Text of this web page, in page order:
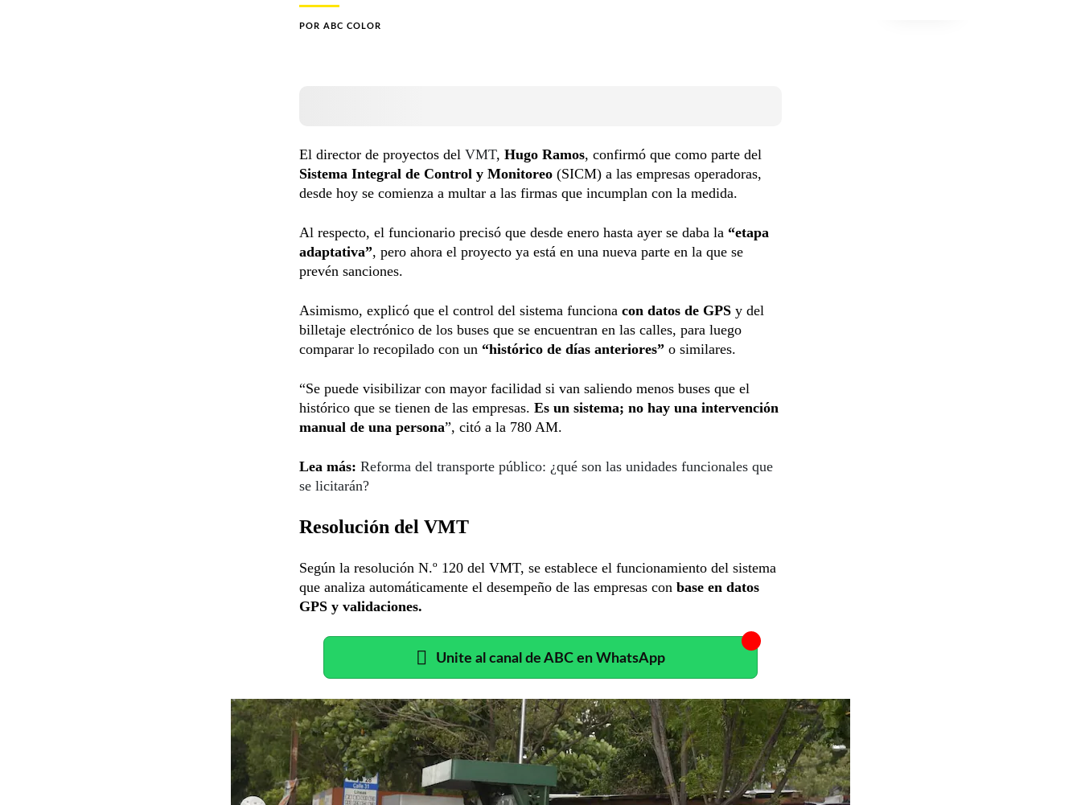
POR ABC COLOR
El director de proyectos del VMT, Hugo Ramos, confirmó que como parte del
Sistema Integral de Control y Monitoreo (SICM) a las empresas operadoras,
desde hoy se comienza a multar a las firmas que incumplan con la medida.
Al respecto, el funcionario precisó que desde enero hasta ayer se daba la “etapa
adaptativa”, pero ahora el proyecto ya está en una nueva parte en la que se
prevén sanciones.
Asimismo, explicó que el control del sistema funciona con datos de GPS y del
billetaje electrónico de los buses que se encuentran en las calles, para luego
comparar lo recopilado con un “histórico de días anteriores” o similares.
“Se puede visibilizar con mayor facilidad si van saliendo menos buses que el
histórico que se tienen de las empresas. Es un sistema; no hay una intervención
manual de una persona”, citó a la 780 AM.
Lea más: Reforma del transporte público: ¿qué son las unidades funcionales que
se licitarán?
Resolución del VMT
Según la resolución N.º 120 del VMT, se establece el funcionamiento del sistema
que analiza automáticamente el desempeño de las empresas con base en datos
GPS y validaciones.
Unite al canal de ABC en WhatsApp